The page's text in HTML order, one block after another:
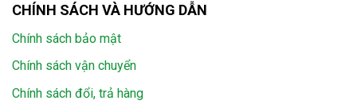
CHÍNH SÁCH VÀ HƯỚNG DẪN
Chính sách bảo mật
Chính sách vận chuyển
Chính sách đổi, trả hàng